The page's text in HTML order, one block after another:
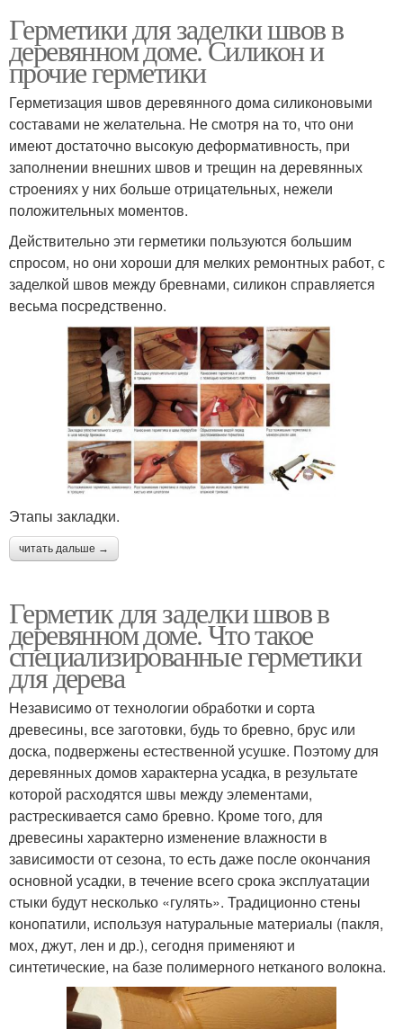
Герметики для заделки швов в
деревянном доме. Силикон и
прочие герметики
Герметизация швов деревянного дома силиконовыми
составами не желательна. Не смотря на то, что они
имеют достаточно высокую деформативность, при
заполнении внешних швов и трещин на деревянных
строениях у них больше отрицательных, нежели
положительных моментов.
Действительно эти герметики пользуются большим
спросом, но они хороши для мелких ремонтных работ, с
заделкой швов между бревнами, силикон справляется
весьма посредственно.
Этапы закладки.
читать дальше →
Герметик для заделки швов в
деревянном доме. Что такое
специализированные герметики
для дерева
Независимо от технологии обработки и сорта
древесины, все заготовки, будь то бревно, брус или
доска, подвержены естественной усушке. Поэтому для
деревянных домов характерна усадка, в результате
которой расходятся швы между элементами,
растрескивается само бревно. Кроме того, для
древесины характерно изменение влажности в
зависимости от сезона, то есть даже после окончания
основной усадки, в течение всего срока эксплуатации
стыки будут несколько «гулять». Традиционно стены
конопатили, используя натуральные материалы (пакля,
мох, джут, лен и др.), сегодня применяют и
синтетические, на базе полимерного нетканого волокна.